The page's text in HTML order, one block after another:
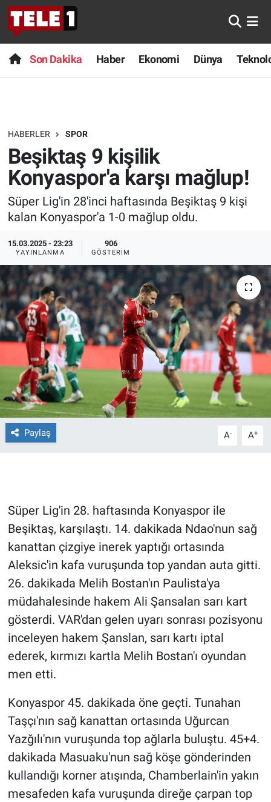
Son Dakika Haber Ekonomi Dünya
HABERLER SPOR
Beşiktaş 9 kişilik
Konyaspor'a karşı mağlup!
Süper Lig'in 28'inci haftasında Beşiktaş 9 kişi
kalan Konyaspor'a 1-0 mağlup oldu.
15.03.2025 - 23:23
YAYINLANMA
906
GÖSTERIM
Paylaş A- A+
Süper Lig'in 28. haftasında Konyaspor ile
Beşiktaş, karşılaştı. 14. dakikada Ndao'nun sağ
kanattan çizgiye inerek yaptığı ortasında
Aleksic'in kafa vuruşunda top yandan auta gitti.
26. dakikada Melih Bostan'ın Paulista'ya
müdahalesinde hakem Ali Şansalan sarı kart
gösterdi. VAR'dan gelen uyarı sonrası pozisyonu
inceleyen hakem Şanslan, sarı kartı iptal
ederek, kırmızı kartla Melih Bostan'ı oyundan
men etti.
Konyaspor 45. dakikada öne geçti. Tunahan
Taşçı'nın sağ kanattan ortasında Uğurcan
Yazğılı'nın vuruşunda top ağlarla buluştu. 45+4.
dakikada Masuaku'nun sağ köşe gönderinden
kullandığı korner atışında, Chamberlain'in yakın
mesafeden kafa vuruşunda direğe çarpan top
Anında Manşet
Başka Sohbetler
Bilim turu
Bilim ve Teknoloji Evreni
Doğa Konuşuyor
Ege Saati
Ege'den Esintiler
Eğitim
Eğlence
Ekonomi
Forum
Gün Bitiyor
Gün Ortası
Gündem Özel
Günün görüntüsü
Haber
İlan
Koronavirüs
Kültür Sanat
Ne demişti
Son Dakika
Haber
Dünya
Teknoloji
Sağlık
Yayın Akışı
İletişim
Nöbetçi Eczaneler
Hava Durumu
Trafik Durumu
Süper Lig Puan Durumu ve Fikstür
Tüm Manşetler
Haber Arşivi